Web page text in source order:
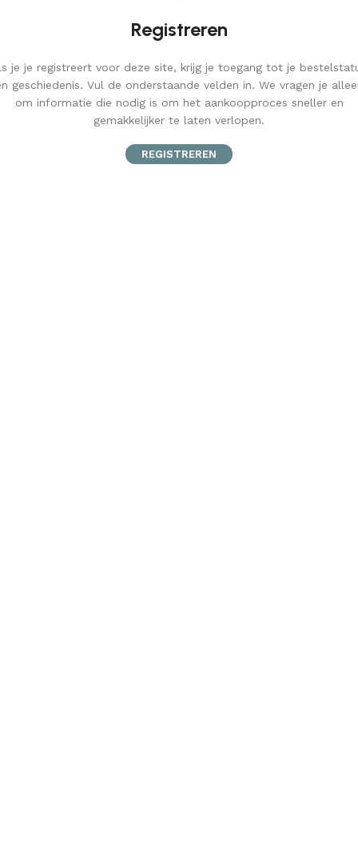
Registreren
je je registreert voor deze site, krijg je toegang tot je
geschiedenis. Vul de onderstaande velden in. We vragen je
om informatie die nodig is om het aankoopproces sneller en
gemakkelijker te laten verlopen.
REGISTREREN